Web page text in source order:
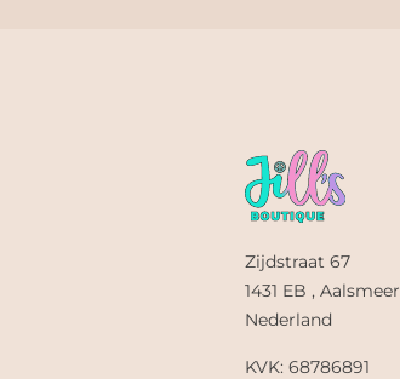
Zijdstraat 67
1431 EB , Aalsmeer
Nederland
KVK: 68786891